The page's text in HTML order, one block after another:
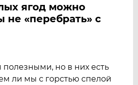
ягод можно
не «перебрать» с
полезными, но в них есть
ли мы с горстью спелой